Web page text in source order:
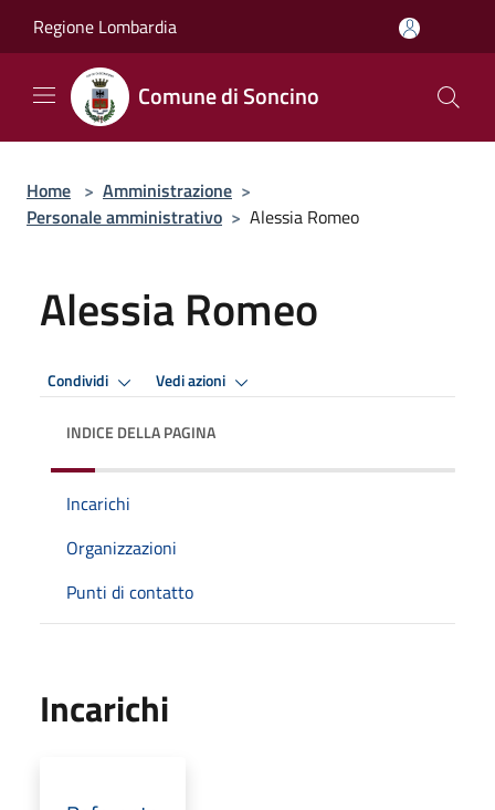
Regione Lombardia
Comune di Soncino
Home > Amministrazione >
Personale amministrativo > Alessia Romeo
Alessia Romeo
Condividi Vedi azioni
INDICE DELLA PAGINA
Incarichi
Organizzazioni
Punti di contatto
Incarichi